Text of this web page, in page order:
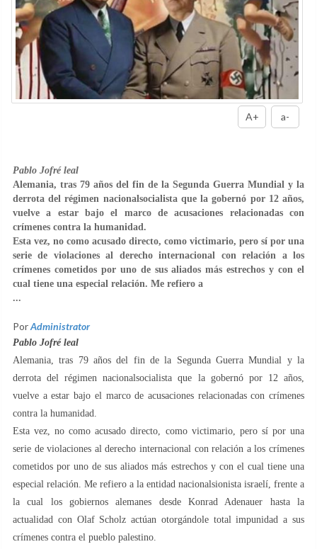
A+ a-
Pablo Jofré leal
Alemania, tras 79 años del fin de la Segunda Guerra Mundial y la
derrota del régimen nacionalsocialista que la gobernó por 12 años,
vuelve a estar bajo el marco de acusaciones relacionadas con
crímenes contra la humanidad.
Esta vez, no como acusado directo, como victimario, pero sí por una
serie de violaciones al derecho internacional con relación a los
crímenes cometidos por uno de sus aliados más estrechos y con el
cual tiene una especial relación. Me refiero a
...
PorAdministrator
Pablo Jofré leal
Alemania, tras 79 años del fin de la Segunda Guerra Mundial y la
derrota del régimen nacionalsocialista que la gobernó por 12 años,
vuelve a estar bajo el marco de acusaciones relacionadas con crímenes
contra la humanidad.
Esta vez, no como acusado directo, como victimario, pero sí por una
serie de violaciones al derecho internacional con relación a los crímenes
cometidos por uno de sus aliados más estrechos y con el cual tiene una
especial relación. Me refiero a la entidad nacionalsionista israelí, frente a
la cual los gobiernos alemanes desde Konrad Adenauer hasta la
actualidad con Olaf Scholz actúan otorgándole total impunidad a sus
crímenes contra el pueblo palestino.